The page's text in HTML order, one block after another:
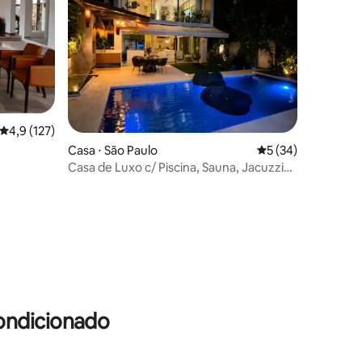
4,9 de uma avaliação média de 5, 127 avaliações
4,9 (127)
Casa ⋅ São Paulo 5 de uma
5 (34)
Casa de Luxo c/ Piscina, Sauna, Jacuzzi